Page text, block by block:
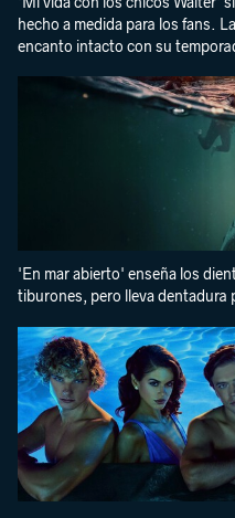
hecho a medida para los fans.
encanto intacto con su
'En mar abierto' enseña los
tiburones, pero lleva dentadura